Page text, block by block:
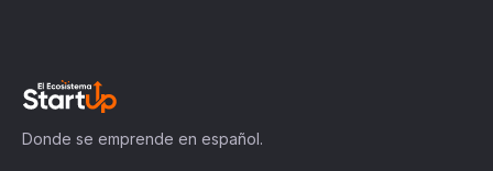
Donde se emprende en español.